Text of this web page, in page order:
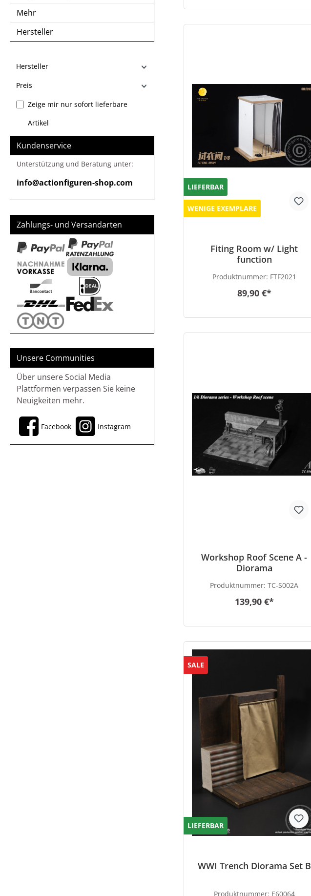
Mehr
Hersteller
Hersteller
Preis
Zeige mir nur sofort lieferbare
Artikel
Kundenservice
Unterstützung und Beratung unter:
info@actionfiguren-shop.com
Zahlungs- und Versandarten
Unsere Communities
Über unsere Social Media
Plattformen verpassen Sie keine
Neuigkeiten mehr.
Facebook Instagram
LIEFERBAR
WENIGE EXEMPLARE
Fiting Room w/ Light
function
Produktnummer: FTF2021
89,90 €*
Workshop Roof Scene A -
Diorama
Produktnummer:TC-S002A
139,90 €*
SALE
LIEFERBAR
WWI Trench Diorama Set B
Produktnummer: E60064